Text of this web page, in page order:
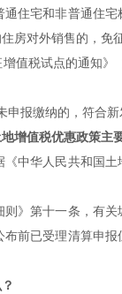
住宅和非普通住
房对外销售的，免
值税试点的通知
报缴纳的，符合
增值税优惠政策主
中华人民共和国
》第十一条，有
前已受理清算申